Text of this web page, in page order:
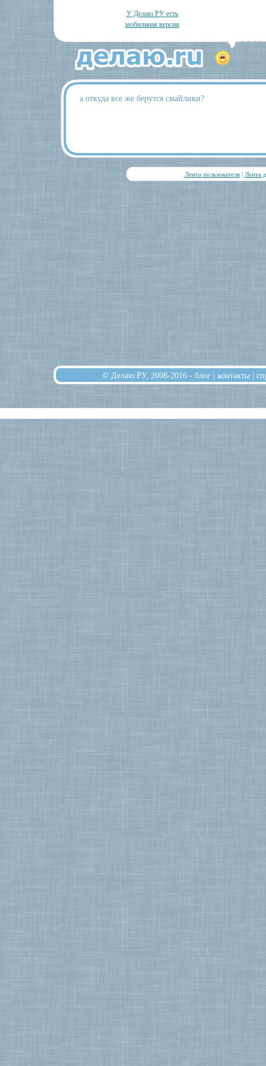
У Делаю.РУ есть
мобильная версия
а откуда все же берутся смайлики?
Лента пользователя| Лента
© Делаю.РУ, 2008-2016 - блог | контакты |